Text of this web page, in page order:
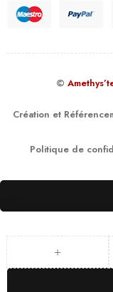
©
Création et
Politique de